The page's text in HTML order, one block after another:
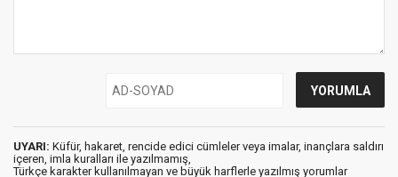
UYARI: Küfür, hakaret, rencide edici cümleler veya imalar, inançlara saldırı
içeren, imla kuralları ile yazılmamış,
Türkçe karakter kullanılmayan ve büyük harflerle yazılmış yorumlar